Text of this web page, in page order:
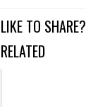
LIKE TO SHARE?
RELATED